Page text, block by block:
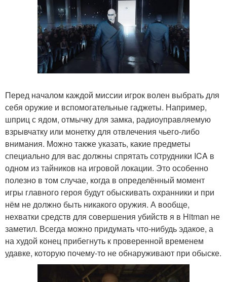
Перед началом каждой миссии игрок волен выбрать для
себя оружие и вспомогательные гаджеты. Например,
шприц с ядом, отмычку для замка, радиоуправляемую
взрывчатку или монетку для отвлечения чьего-либо
внимания. Можно также указать, какие предметы
специально для вас должны спрятать сотрудники ICA в
одном из тайников на игровой локации. Это особенно
полезно в том случае, когда в определённый момент
игры главного героя будут обыскивать охранники и при
нём не должно быть никакого оружия. А вообще,
нехватки средств для совершения убийств я в Hitman не
заметил. Всегда можно придумать что-нибудь эдакое, а
на худой конец прибегнуть к проверенной временем
удавке, которую почему-то не обнаруживают при обыске.